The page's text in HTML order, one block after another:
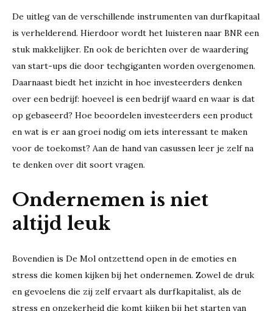
De uitleg van de verschillende instrumenten van durfkapitaal
is verhelderend. Hierdoor wordt het luisteren naar BNR een
stuk makkelijker. En ook de berichten over de waardering
van start-ups die door techgiganten worden overgenomen.
Daarnaast biedt het inzicht in hoe investeerders denken
over een bedrijf: hoeveel is een bedrijf waard en waar is dat
op gebaseerd? Hoe beoordelen investeerders een product
en wat is er aan groei nodig om iets interessant te maken
voor de toekomst? Aan de hand van casussen leer je zelf na
te denken over dit soort vragen.
Ondernemen is niet
altijd leuk
Bovendien is De Mol ontzettend open in de emoties en
stress die komen kijken bij het ondernemen. Zowel de druk
en gevoelens die zij zelf ervaart als durfkapitalist, als de
stress en onzekerheid die komt kijken bij het starten van